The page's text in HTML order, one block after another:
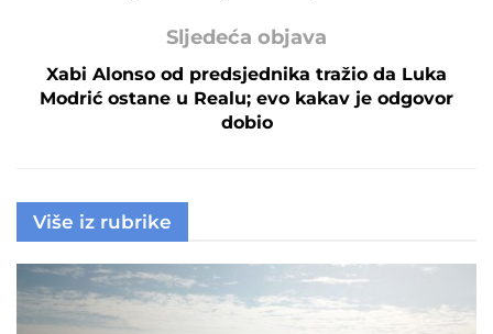
Sljedeća objava
Xabi Alonso od predsjednika tražio da Luka
Modrić ostane u Realu; evo kakav je odgovor
dobio
Više iz rubrike